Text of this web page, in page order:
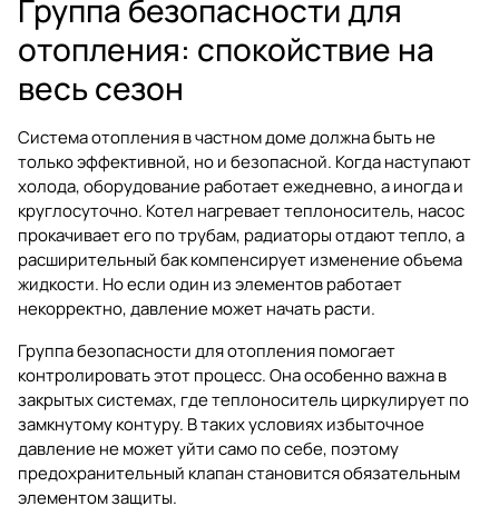
Группа безопасности для
отопления: спокойствие на
весь сезон
Система отопления в частном доме должна быть не
только эффективной, но и безопасной. Когда наступают
холода, оборудование работает ежедневно, а иногда и
круглосуточно. Котел нагревает теплоноситель, насос
прокачивает его по трубам, радиаторы отдают тепло, а
расширительный бак компенсирует изменение объема
жидкости. Но если один из элементов работает
некорректно, давление может начать расти.
Группа безопасности для отопления помогает
контролировать этот процесс. Она особенно важна в
закрытых системах, где теплоноситель циркулирует по
замкнутому контуру. В таких условиях избыточное
давление не может уйти само по себе, поэтому
предохранительный клапан становится обязательным
элементом защиты.